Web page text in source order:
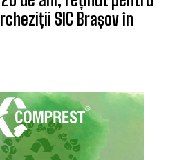
propune o soluție
de la Cernavodă,
Măsurile fiscale
rapid decât se aștepta,